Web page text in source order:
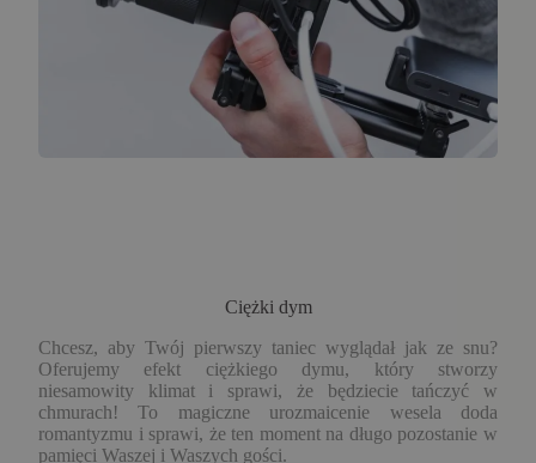
Ciężki dym
Chcesz, aby Twój pierwszy taniec wyglądał jak ze snu?
Oferujemy efekt ciężkiego dymu, który stworzy
niesamowity klimat i sprawi, że będziecie tańczyć w
chmurach! To magiczne urozmaicenie wesela doda
romantyzmu i sprawi, że ten moment na długo pozostanie w
pamięci Waszej i Waszych gości.